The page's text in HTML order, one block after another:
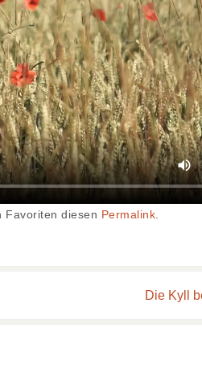
Favoriten diesen Permalink
Die Kyll